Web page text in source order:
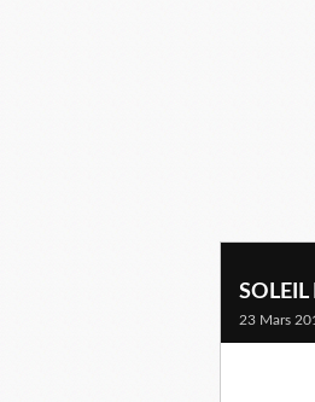
SOLEIL
23 Mars